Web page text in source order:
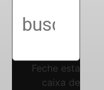
Feche esta
caixa de